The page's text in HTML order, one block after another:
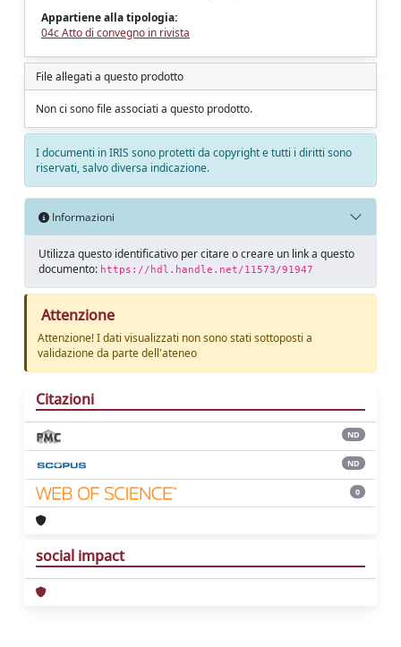
Appartiene alla tipologia:
04c Atto di convegno in rivista
File allegati a questo prodotto
Non ci sono file associati a questo prodotto.
I documenti in IRIS sono protetti da copyright e tutti i diritti sono
riservati, salvo diversa indicazione.
Informazioni
Utilizza questo identificativo per citare o creare un link a questo
documento: https://hdl.handle.net/11573/91947
Attenzione
Attenzione! I dati visualizzati non sono stati sottoposti a
validazione da parte dell'ateneo
Citazioni
ND
ND
0
social impact